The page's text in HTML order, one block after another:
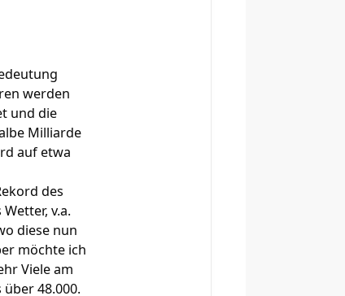
werden
und die
Milliarde
auf etwa
des
v.a.
diese nun
möchte ich
Viele am
48.000.